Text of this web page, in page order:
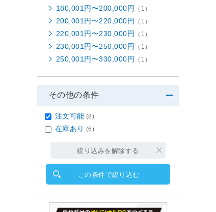
180,001円〜200,000円 （1）
200,001円〜220,000円 （1）
220,001円〜230,000円 （1）
230,001円〜250,000円 （1）
250,001円〜330,000円 （1）
その他の条件
注文可能 (8)
在庫あり (6)
絞り込みを解除する
この条件で絞り込む